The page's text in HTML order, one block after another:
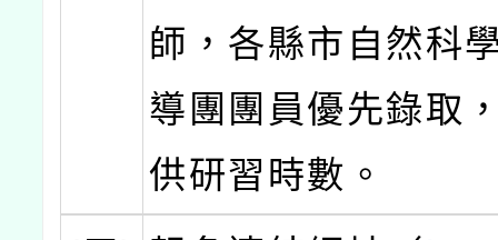
師，各縣市自然科
導團團員優先錄取
供研習時數。